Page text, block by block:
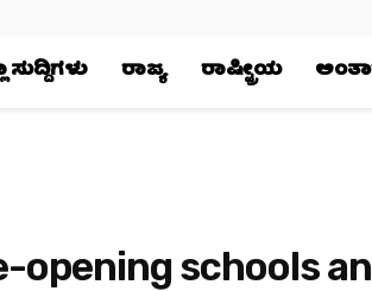
ಸುದ್ದಿಗಳು ರಾಜ್ಯ ರಾಷ್ಟ್ರೀಯ
opening schools